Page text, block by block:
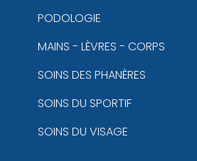
PODOLOGIE
MAINS - LÈVRES - CORPS
SOINS DES PHANÈRES
SOINS DU SPORTIF
SOINS DU VISAGE